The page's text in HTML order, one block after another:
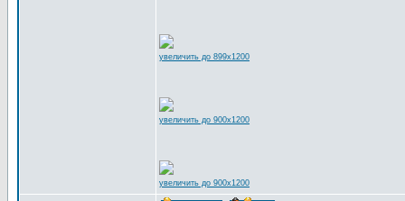
увеличить до 899x1200
увеличить до 900x1200
увеличить до 900x1200